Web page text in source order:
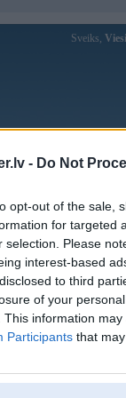
- Do Not
opt-out of the sale,
for targeted
selection. Please
interest-based
to third
of your
This information
Participants that
Sveiks,
Forums Galerijas
Lietotājvārds:
Pilsēta:
Braucu ar:
Ziņojumi